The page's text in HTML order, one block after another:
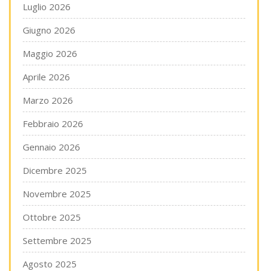
Luglio 2026
Giugno 2026
Maggio 2026
Aprile 2026
Marzo 2026
Febbraio 2026
Gennaio 2026
Dicembre 2025
Novembre 2025
Ottobre 2025
Settembre 2025
Agosto 2025